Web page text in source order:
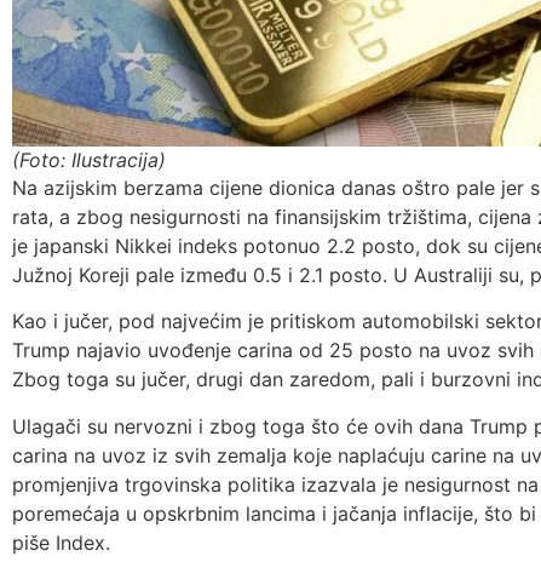
(Foto: Ilustracija)
Na azijskim berzama cijene dionica danas oštro pale jer
rata, a zbog nesigurnosti na finansijskim tržištima,
je japanski Nikkei indeks potonuo 2.2 posto, dok su
Južnoj Koreji pale između 0.5 i 2.1 posto. U Australiji su,
Kao i jučer, pod najvećim je pritiskom automobilski
Trump najavio uvođenje carina od 25 posto na uvoz
Zbog toga su jučer, drugi dan zaredom, pali i burzovni
Ulagači su nervozni i zbog toga što će ovih dana
carina na uvoz iz svih zemalja koje naplaćuju carine na
promjenjiva trgovinska politika izazvala je nesigurnost
poremećaja u opskrbnim lancima i jačanja inflacije, što
piše Index.